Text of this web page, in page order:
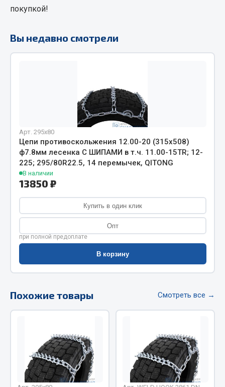
Автомобильный инструмент
Измерительный инструмент
Силовое оборудование
Слесарный инструмент
Столярный инструмент
Показать ещё
Весь раздел
Цепи подъёмные
Лента конвейерная
Патрубки
Прокладки
Рукава высокого давления
покупкой!
Вы недавно смотрели
Арт. 295х80
Цепи противоскольжения 12.00-20 (315х508)
ф7.8мм лесенка С ШИПАМИ в т.ч. 11.00-15TR; 12-
225; 295/80R22.5, 14 перемычек, QITONG
В наличии
13850 ₽
Купить в один клик
Опт
при полной предоплате
В корзину
Похожие товары Смотреть все →